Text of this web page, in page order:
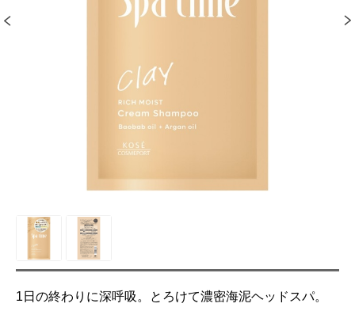
1日の終わりに深呼吸。とろけて濃密海泥ヘッドスパ。